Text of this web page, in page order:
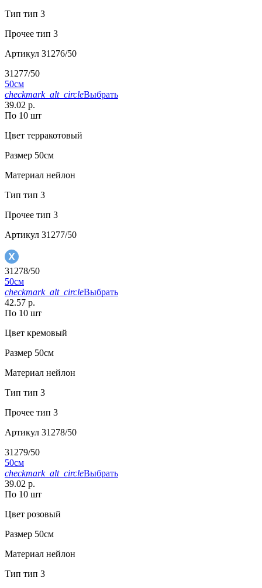
Тип тип 3
Прочее тип 3
Артикул 31276/50
31277/50
50см
checkmark_alt_circleВыбрать
39.02 р.
По 10 шт
Цвет терракотовый
Размер 50см
Материал нейлон
Тип тип 3
Прочее тип 3
Артикул 31277/50
31278/50
50см
checkmark_alt_circleВыбрать
42.57 р.
По 10 шт
Цвет кремовый
Размер 50см
Материал нейлон
Тип тип 3
Прочее тип 3
Артикул 31278/50
31279/50
50см
checkmark_alt_circleВыбрать
39.02 р.
По 10 шт
Цвет розовый
Размер 50см
Материал нейлон
Тип тип 3